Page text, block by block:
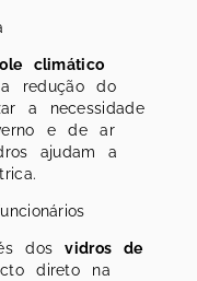
climático
redução do
a necessidade
e de ar
ajudam a
dosvidros de
direto na